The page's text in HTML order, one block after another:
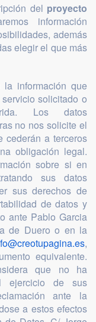
del proyecto
información
además
elegir el que más
la información que
solicitado o
Los datos
no nos solicite el
cederán a terceros
obligación legal.
sobre si en
sus datos
sus derechos de
de datos y
ante Pablo Garcia
de Duero o en la
,
equivalente.
que no ha
ejercicio de sus
ante la
a estos efectos